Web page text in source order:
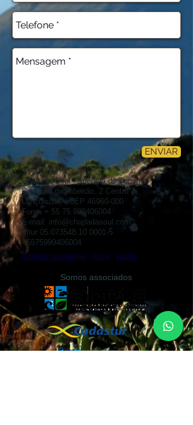
ENVIAR
Chapada Soul - Agência de Turismo
Caminho do Ribeirão, 2 Centro
Lençóis/BA - CEP 46960-000
Fone: + 55 75 999406004
E-mail: info@chapadasoul.com
Mtur 05.073548.10.0001-5
+5575999406004
CHAPADA DIAMANTINA - BAHIA - BRASIL
Somos associados